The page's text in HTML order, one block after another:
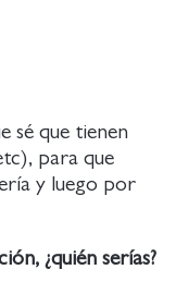
sé que tienen
para que
y luego por
¿quién serías?